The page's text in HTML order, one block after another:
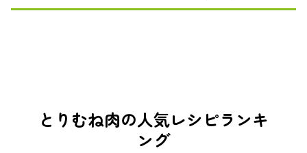
とりむね肉の人気レシピランキ
ング